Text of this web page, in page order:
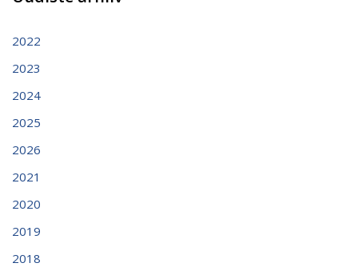
2022
2023
2024
2025
2026
2021
2020
2019
2018